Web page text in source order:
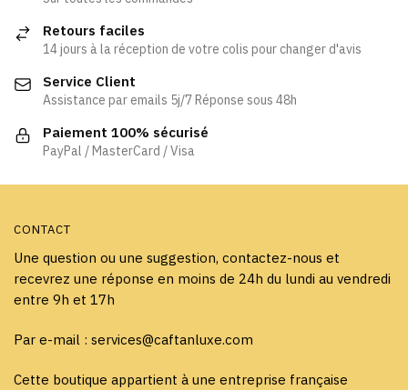
peuvent
choisies
sur
la
page
être
Retours faciles
14 jours à la réception de votre colis pour changer d'avis
Service Client
Assistance par emails 5j/7 Réponse sous 48h
Paiement 100% sécurisé
PayPal / MasterCard / Visa
CONTACT
Une question ou une suggestion, contactez-nous et
recevrez une réponse en moins de 24h du lundi au vendredi
entre 9h et 17h
Par e-mail : services@caftanluxe.com
Cette boutique appartient à une entreprise française